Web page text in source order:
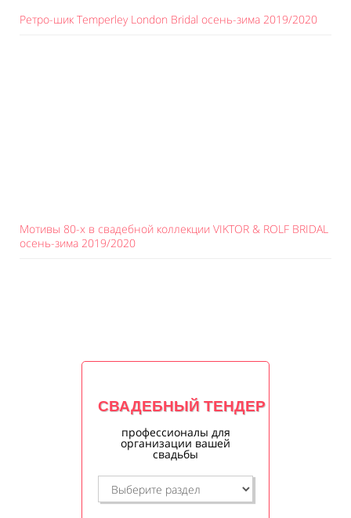
Ретро-шик Temperley London Bridal осень-зима 2019/2020
Мотивы 80-х в свадебной коллекции VIKTOR & ROLF BRIDAL
осень-зима 2019/2020
СВАДЕБНЫЙ ТЕНДЕР
профессионалы для
организации вашей
свадьбы